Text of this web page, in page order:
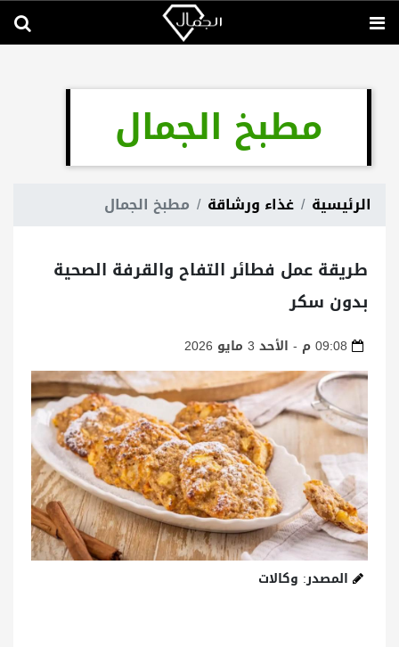
مطبخ الجمال
الرئيسية غذاء ورشاقة مطبخ الجمال
طريقة عمل فطائر التفاح والقرفة الصحية
بدون سكر
المصدر: وكالات